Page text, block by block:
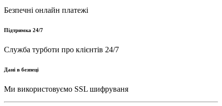
Безпечні онлайн платежі
Підтримка 24/7
Служба турботи про клієнтів 24/7
Дані в безпеці
Ми використовуємо SSL шифруваня